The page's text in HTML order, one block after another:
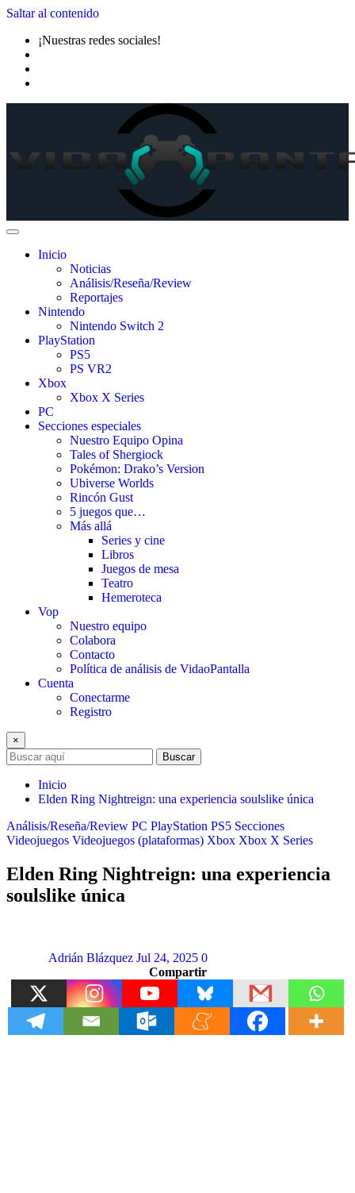
Saltar al contenido
¡Nuestras redes sociales!
Inicio
Noticias
Análisis/Reseña/Review
Reportajes
Nintendo
Nintendo Switch 2
PlayStation
PS5
PS VR2
Xbox
Xbox X Series
PC
Secciones especiales
Nuestro Equipo Opina
Tales of Shergiock
Pokémon: Drako’s Version
Ubiverse Worlds
Rincón Gust
5 juegos que…
Más allá
Series y cine
Libros
Juegos de mesa
Teatro
Hemeroteca
Vop
Nuestro equipo
Colabora
Contacto
Política de análisis de VidaoPantalla
Cuenta
Conectarme
Registro
×
Buscar
Inicio
Elden Ring Nightreign: una experiencia soulslike única
Análisis/Reseña/Review PC PlayStation PS5 Secciones
Videojuegos Videojuegos (plataformas) Xbox Xbox X Series
Elden Ring Nightreign: una experiencia
soulslike única
Adrián Blázquez Jul 24, 2025 0
Compartir